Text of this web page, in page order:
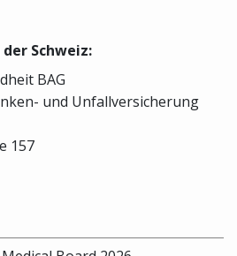
Schweiz:
BAG
und Unfallversicherung
157